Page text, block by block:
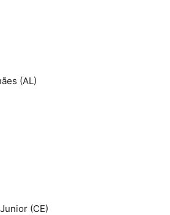
(AL)
(CE)